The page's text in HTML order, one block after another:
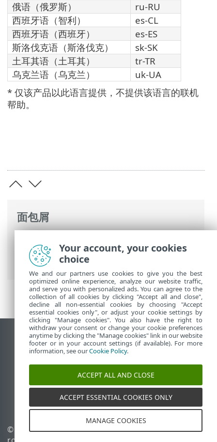
面包屑
规格> 受支持的 Web 浏览器、ESET 安全产
品和语言
俄语（俄罗斯）
ru-RU
西班牙语（智利）
es-CL
西班牙语（西班牙）
es-ES
斯洛伐克语（斯洛伐克）
sk-SK
土耳其语（土耳其）
tr-TR
乌克兰语（乌克兰）
uk-UA
* 仅该产品以此语言提供，不提供该语言的联机
帮助。
查看桌面站点
End of Life
ESET 知识库
ESET Status Portal
区域支持
© 1992 - 2026 ESET, spol. s
管理 Cookie
Your account, your cookies
choice
We and our partners use cookies to give you the best
optimized online experience, analyze our website traffic,
and serve you with personalized ads. You can agree to the
collection of all cookies by clicking "Accept all and close",
decline all non-essential cookies by choosing "Accept
essential cookies only", or adjust your cookie settings by
clicking "Manage cookies". You also have the right to
withdraw your consent or change your cookie preferences
anytime by clicking the "Manage cookies" link in our website
footer or in your account settings (if available). For more
information, see ourCookie Policy.
ACCEPT ALL AND CLOSE
ACCEPT ESSENTIAL COOKIES ONLY
MANAGE COOKIES